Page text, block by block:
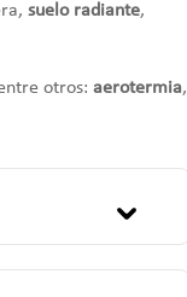
suelo radiante,
otros:aerotermia,